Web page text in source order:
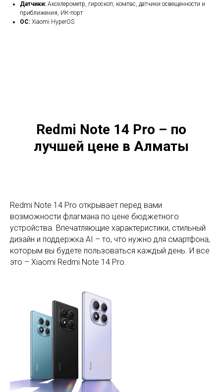
Датчики: Акселерометр, гироскоп, компас, датчики освещенности и
приближения, ИК-порт
ОС: Xiaomi HyperOS
Redmi Note 14 Pro – по
лучшей цене в Алматы
Redmi Note 14 Pro открывает перед вами
возможности флагмана по цене бюджетного
устройства. Впечатляющие характеристики, стильный
дизайн и поддержка AI – то, что нужно для смартфона,
которым вы будете пользоваться каждый день. И все
это – Xiaomi Redmi Note 14 Pro.